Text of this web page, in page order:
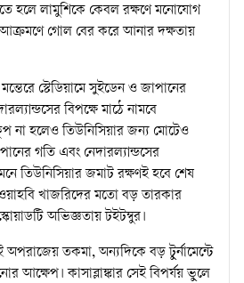
হলে লামুশিকে কেবল রক্ষণে মনোযোগ
আক্রমণে গোল বের করে আনার দক্ষতায়
স্টেডিয়ামে সুইডেন ও জাপানের
বিপক্ষে মাঠে নামবে
না হলেও তিউনিসিয়ার জন্য মোটেও
গতি এবং নেদারল্যান্ডসের
তিউনিসিয়ার জমাট রক্ষণই হবে শেষ
ওয়াহবি খাজরিদের মতো বড় তারকার
অভিজ্ঞতায় টইটম্বুর।
অপরাজেয় তকমা, অন্যদিকে বড় টুর্নামেন্টে
আক্ষেপ। কাসাব্লাঙ্কার সেই বিপর্যয় ভুলে